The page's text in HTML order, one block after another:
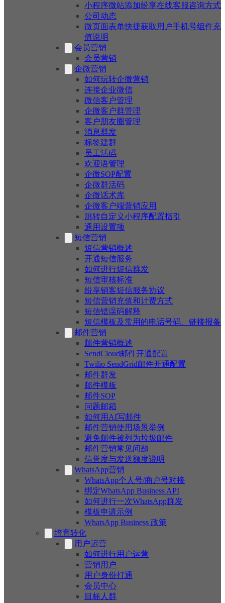
小程序微站添加纷享在线客服咨询方式
公司动态
微页面表单快捷获取用户手机号组件充
值说明
会员营销
会员营销
企微营销
如何玩转企微营销
连接企业微信
微信客户管理
企微客户群管理
客户朋友圈管理
消息群发
标签建群
员工活码
欢迎语管理
企微SOP配置
企微群活码
企微话术库
企微客户端营销应用
跳转自定义小程序配置指引
通用设置项
短信营销
短信营销概述
开通短信服务
如何进行短信群发
短信审核标准
纷享销客短信服务协议
短信营销充值和计费方式
短信错误码解释
短信模板及常用的电话号码、链接报备
邮件营销
邮件营销概述
SendCloud邮件开通配置
Twilio SendGrid邮件开通配置
邮件群发
邮件模板
邮件SOP
问题邮箱
如何用AI写邮件
邮件营销使用场景举例
避免邮件被列为垃圾邮件
邮件营销常见问题
信誉度与发送额度说明
WhatsApp营销
WhatsApp个人号/商户号对接
绑定WhatsApp Business API
如何进行一次WhatsApp群发
模板申请示例
WhatsApp Business 政策
培育转化
用户运营
如何进行用户运营
营销用户
用户身份打通
会员中心
目标人群